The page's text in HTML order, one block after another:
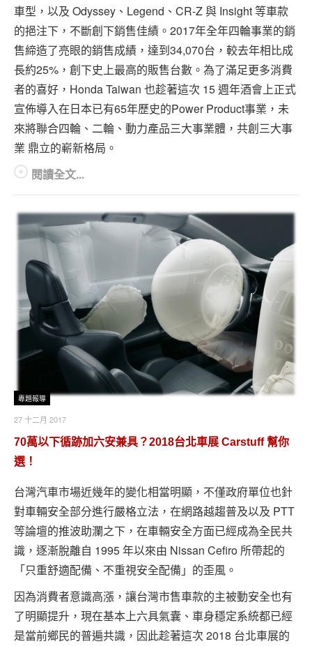
車型，以及 Odyssey、Legend、CR-Z 與 Insight 等車款
的挹注下，不斷創下銷售佳績。2017年全年四輪事業的銷
售締造了亮眼的銷售成績，達到34,070台，較去年相比成
長約25%，創下史上最高的販售台數。為了滿足更多消費
者的喜好，Honda Taiwan 也趁著這次 15 週年酒會上正式
宣佈導入在日本已有65年歷史的Power Product事業，未
來將聯合四輪、二輪、動力產品三大事業體，共創三大事
業 鼎立的嶄新格局。
閱讀全文...
專題報導
27 十二月 2017
70萬以下循跡加六安兼具？2018台北車展 Carstuff 幫你
選！
台灣汽車市場近幾年的變化相當明顯，不僅政府單位也針
對車輛安全部分進行嚴格立法，在網路越趨普及以及 PTT
等論壇的推波助瀾之下，在車輛安全方面已經成為全民共
識，逐漸脫離自 1995 年以來由 Nissan Cefiro 所帶起的
「只重舒適配備、不重視安全配備」的歪風。
因為消費者意識高漲，讓台灣市售車款的主被動安全也有
了明顯提升，現在基本上六具氣囊、車身穩定系統都已經
是當前鄉民的普遍共識，因此趁著這次 2018 台北車展的